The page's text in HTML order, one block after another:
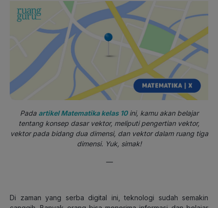
Pada artikel Matematika kelas 10ini, kamu akan belajar
tentang konsep dasar vektor, meliputi pengertian vektor,
vektor pada bidang dua dimensi, dan vektor dalam ruang tiga
dimensi. Yuk, simak!
—
Di zaman yang serba digital ini, teknologi sudah semakin